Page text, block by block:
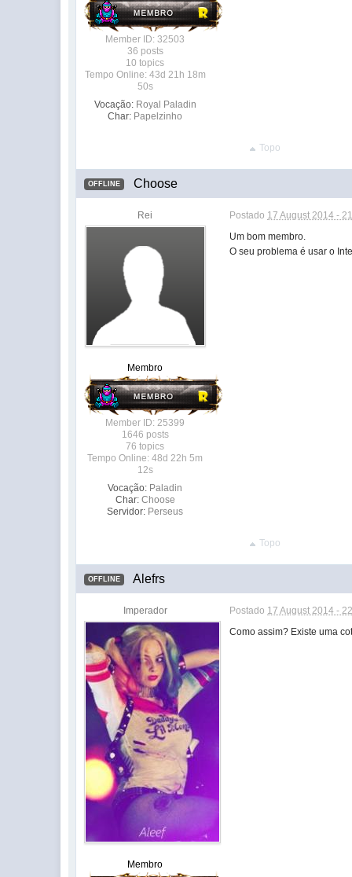
Member ID: 32503
36 posts
10 topics
Tempo Online: 43d 21h 18m
50s
Vocação: Royal Paladin
Char: Papelzinho
Topo
OFFLINE Choose
Rei
Membro
Member ID: 25399
1646 posts
76 topics
Tempo Online: 48d 22h 5m
12s
Vocação: Paladin
Char: Choose
Servidor: Perseus
Postado 17 August 2014 -
Um bom membro.
O seu problema é usar o
Topo
OFFLINE Alefrs
Imperador
Membro
Postado 17 August 2014 -
Como assim? Existe uma